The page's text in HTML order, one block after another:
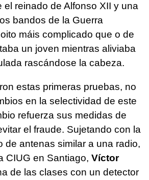
el reinado de Alfonso XII y una
bandos de la Guerra
máis complicado que o de
un joven mientras aliviaba
rascándose la cabeza.
estas primeras pruebas, no
en la selectividad de este
refuerza sus medidas de
el fraude. Sujetando con la
de antenas similar a una radio,
CIUG en Santiago, Víctor
de las clases con un detector